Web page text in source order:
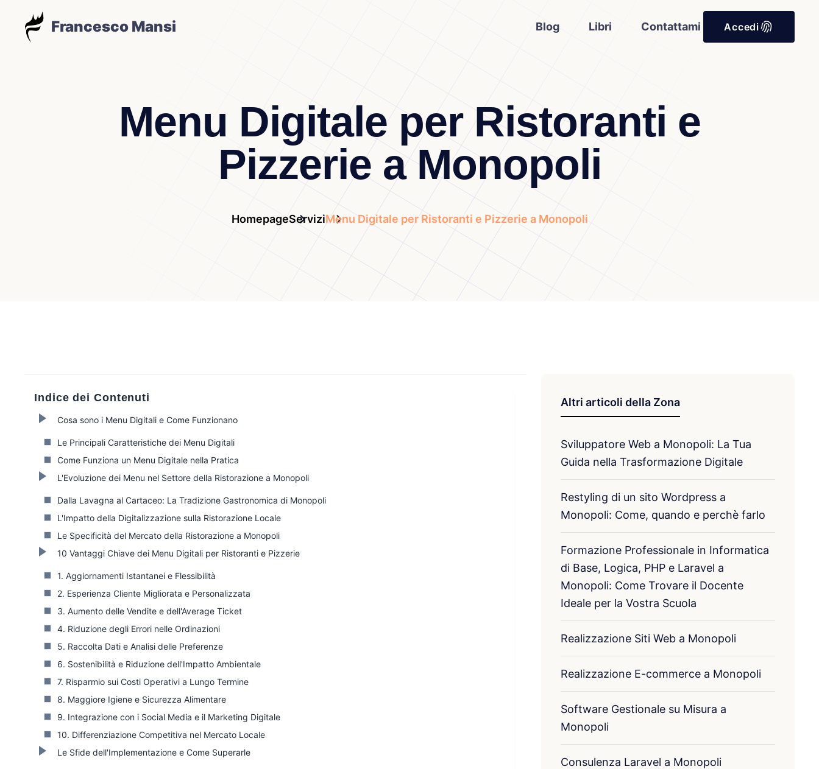
Francesco Mansi Blog Libri Contattami Accedi
Menu Digitale per Ristoranti e
Pizzerie a Monopoli
HomepageServiziMenu Digitale per Ristoranti e Pizzerie a Monopoli
Indice dei Contenuti
Cosa sono i Menu Digitali e Come Funzionano
Le Principali Caratteristiche dei Menu Digitali
Come Funziona un Menu Digitale nella Pratica
L'Evoluzione dei Menu nel Settore della Ristorazione a Monopoli
Dalla Lavagna al Cartaceo: La Tradizione Gastronomica di Monopoli
L'Impatto della Digitalizzazione sulla Ristorazione Locale
Le Specificità del Mercato della Ristorazione a Monopoli
10 Vantaggi Chiave dei Menu Digitali per Ristoranti e Pizzerie
1. Aggiornamenti Istantanei e Flessibilità
2. Esperienza Cliente Migliorata e Personalizzata
3. Aumento delle Vendite e dell'Average Ticket
4. Riduzione degli Errori nelle Ordinazioni
5. Raccolta Dati e Analisi delle Preferenze
6. Sostenibilità e Riduzione dell'Impatto Ambientale
7. Risparmio sui Costi Operativi a Lungo Termine
8. Maggiore Igiene e Sicurezza Alimentare
9. Integrazione con i Social Media e il Marketing Digitale
10. Differenziazione Competitiva nel Mercato Locale
Le Sfide dell'Implementazione e Come Superarle
Altri articoli della Zona
Sviluppatore Web a Monopoli: La Tua
Guida nella Trasformazione Digitale
Restyling di un sito Wordpress a
Monopoli: Come, quando e perchè farlo
Formazione Professionale in Informatica
di Base, Logica, PHP e Laravel a
Monopoli: Come Trovare il Docente
Ideale per la Vostra Scuola
Realizzazione Siti Web a Monopoli
Realizzazione E-commerce a Monopoli
Software Gestionale su Misura a
Monopoli
Consulenza Laravel a Monopoli